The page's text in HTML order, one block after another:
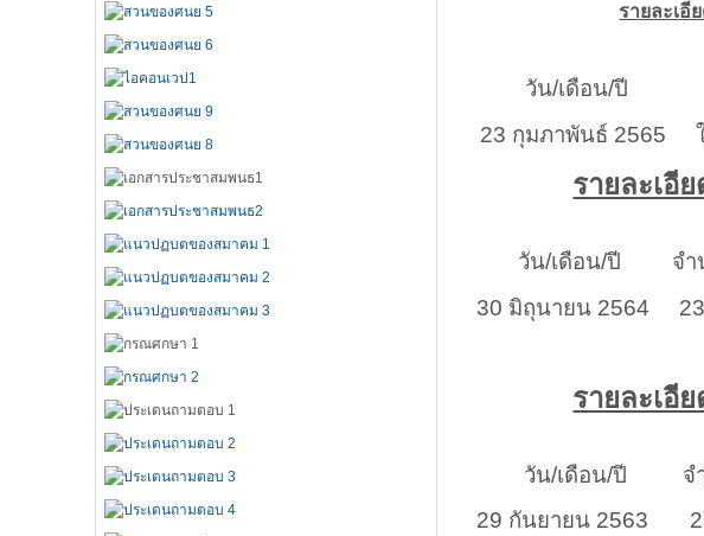
รายละเอี
วัน/เดือน/ปี
23 กุมภาพันธ์ 2565
รายละเอี
วัน/เดือน/ปี
จ
30 มิถุนายน 2564
รายละเอี
วัน/เดือน/ปี
จ
29 กันยายน 2563